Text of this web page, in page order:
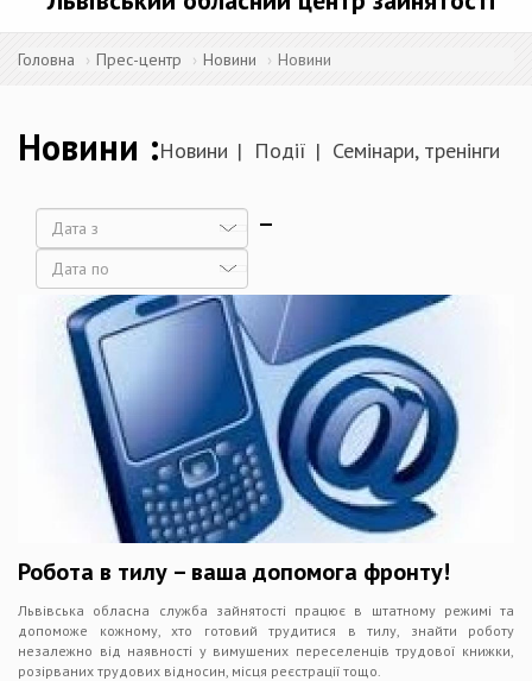
Головна Прес-центр Новини Новини
Новини Новини Події Семінари, тренінги
Дата
Робота в тилу – ваша допомога фронту!
Львівська обласна служба зайнятості працює в штатному режимі та
допоможе кожному, хто готовий трудитися в тилу, знайти роботу
незалежно від наявності у вимушених переселенців трудової книжки,
розірваних трудових відносин, місця реєстрації тощо.